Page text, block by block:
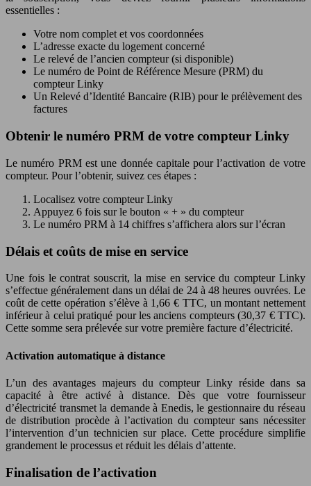
essentielles :
Votre nom complet et vos coordonnées
L’adresse exacte du logement concerné
Le relevé de l’ancien compteur (si disponible)
Le numéro de Point de Référence Mesure (PRM) du
compteur Linky
Un Relevé d’Identité Bancaire (RIB) pour le prélèvement des
factures
Obtenir le numéro PRM de votre compteur Linky
Le numéro PRM est une donnée capitale pour l’activation de votre
compteur. Pour l’obtenir, suivez ces étapes :
Localisez votre compteur Linky
Appuyez 6 fois sur le bouton « + » du compteur
Le numéro PRM à 14 chiffres s’affichera alors sur l’écran
Délais et coûts de mise en service
Une fois le contrat souscrit, la mise en service du compteur Linky
s’effectue généralement dans un délai de 24 à 48 heures ouvrées. Le
coût de cette opération s’élève à 1,66 € TTC, un montant nettement
inférieur à celui pratiqué pour les anciens compteurs (30,37 € TTC).
Cette somme sera prélevée sur votre première facture d’électricité.
Activation automatique à distance
L’un des avantages majeurs du compteur Linky réside dans sa
capacité à être activé à distance. Dès que votre fournisseur
d’électricité transmet la demande à Enedis, le gestionnaire du réseau
de distribution procède à l’activation du compteur sans nécessiter
l’intervention d’un technicien sur place. Cette procédure simplifie
grandement le processus et réduit les délais d’attente.
Finalisation de l’activation